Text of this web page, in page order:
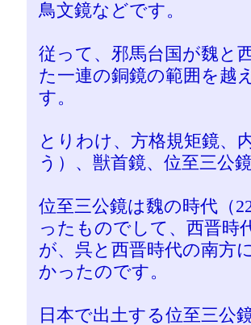
鳥文鏡などです。
従って、邪馬台国が魏と
た一連の銅鏡の範囲を越
す。
とりわけ、方格規矩鏡、
う）、獣首鏡、位至三公
位至三公鏡は魏の時代（
ったものでして、西晋時
が、呉と西晋時代の南方
かったのです。
日本で出土する位至三公